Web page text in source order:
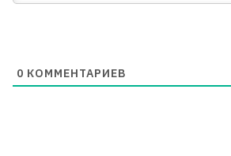
0 КОММЕНТАРИЕВ